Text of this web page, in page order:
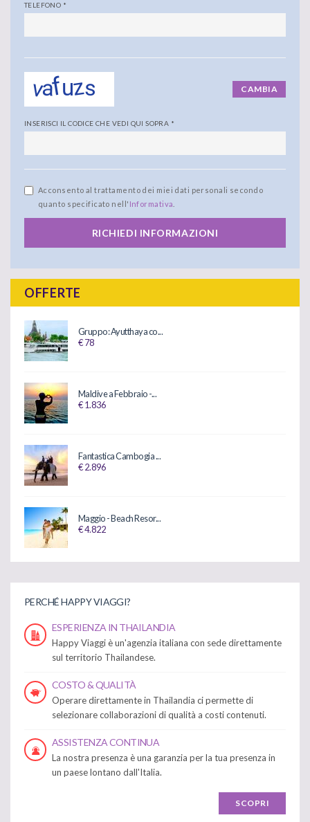
TELEFONO *
CAMBIA
INSERISCI IL CODICE CHE VEDI QUI SOPRA *
Acconsento al trattamento dei miei dati personali secondo
quanto specificato nell' Informativa
RICHIEDI INFORMAZIONI
OFFERTE
Gruppo: Ayutthaya co...
€ 78
Maldive a Febbraio -...
€ 1.836
Fantastica Cambogia ...
€ 2.896
Maggio - Beach Resor...
€ 4.822
PERCHÉ HAPPY VIAGGI?
ESPERIENZA IN THAILANDIA
Happy Viaggi è un'agenzia italiana con sede direttamente
sul territorio Thailandese.
COSTO & QUALITÀ
Operare direttamente in Thailandia ci permette di
selezionare collaborazioni di qualità a costi contenuti.
ASSISTENZA CONTINUA
La nostra presenza è una garanzia per la tua presenza in
un paese lontano dall'Italia.
SCOPRI